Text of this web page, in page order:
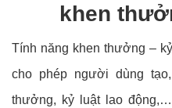
khen
Tính năng khen thưởng –
cho phép người dùng
thưởng, kỷ luật lao